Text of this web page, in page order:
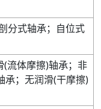
分式轴承； 自位式
(流体摩擦)轴承； 非
承； 无润滑(干摩擦)